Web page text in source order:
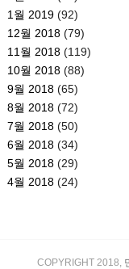
1월 2019(92)
12월 2018(79)
11월 2018(119)
10월 2018(88)
9월 2018(65)
8월 2018(72)
7월 2018(50)
6월 2018(34)
5월 2018(29)
4월 2018(24)
COPYRIGHT 2018,